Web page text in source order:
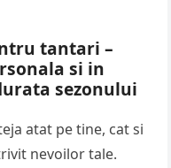
tantari –
si in
sezonului
atat pe tine, cat si
nevoilor tale.